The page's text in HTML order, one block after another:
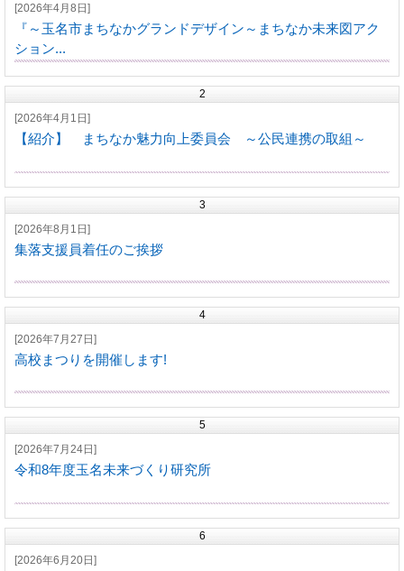
[2026年4月8日]
『～玉名市まちなかグランドデザイン～まちなか未来図アク
ション...
2
[2026年4月1日]
【紹介】 まちなか魅力向上委員会 ～公民連携の取組～
3
[2026年8月1日]
集落支援員着任のご挨拶
4
[2026年7月27日]
高校まつりを開催します!
5
[2026年7月24日]
令和8年度玉名未来づくり研究所
6
[2026年6月20日]